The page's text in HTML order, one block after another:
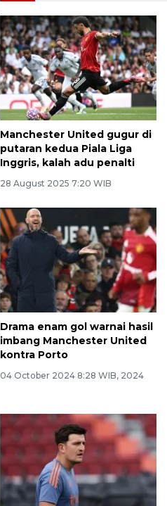
Manchester United gugur di
putaran kedua Piala Liga
Inggris, kalah adu penalti
28 August 2025 7:20 WIB
Drama enam gol warnai hasil
imbang Manchester United
kontra Porto
04 October 2024 8:28 WIB, 2024